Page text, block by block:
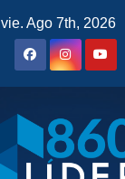
vie. Ago 7th, 2026